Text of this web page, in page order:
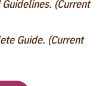
(Current
Guide. (Current